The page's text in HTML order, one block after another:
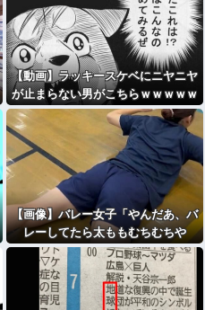
【動画】ラッキースケベにニヤニヤ
が止まらない男がこちらｗｗｗｗｗ
ｗｗｗｗｗｗｗｗｗｗｗｗｗ
【画像】バレー女子「やんだあ、バ
レーしてたら太ももむちむちや
ん…」